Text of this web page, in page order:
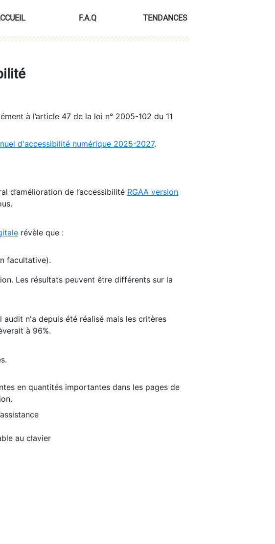
F.A.Q TENDANCES
à l’article 47 de la loi n° 2005-102 du 11
d'accessibilité numérique 2025-2027.
d’amélioration de l’accessibilité RGAA version
révèle que :
facultative).
Les résultats peuvent être différents sur la
n'a depuis été réalisé mais les critères
à 96%.
en quantités importantes dans les pages de
au clavier